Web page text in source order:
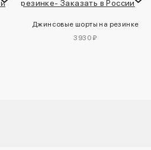
Джинсовые шорты на резинке
3930 ₽